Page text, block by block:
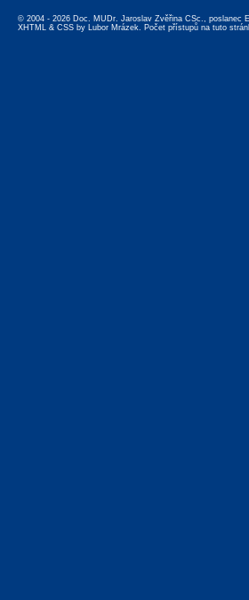
© 2004 - 2026 Doc. MUDr. Jaroslav Zvěřina CSc., poslanec
XHTML & CSS by Lubor Mrázek. Počet přístupů na tuto